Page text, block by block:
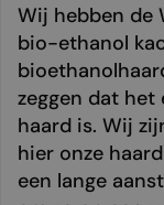
Wij hebben de
bio-ethanol
zeggen dat
haard is. Wij
hier onze
een lange